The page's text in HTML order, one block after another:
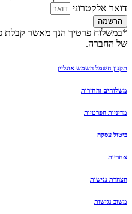
דואר אלקטרוני
הרשמה
*במשלוח פרטיך הנך מאשר קבלת
של החברה.
תקנון חשמל השמש אונליין
משלוחים והחזרות
מדיניות הפרטיות
ביטול עסקה
אחריות
הצהרת נגישות
משוב נגישות